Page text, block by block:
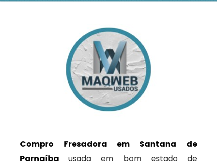
Compro Fresadora em Santana de
Parnaíbausada em bom estado de